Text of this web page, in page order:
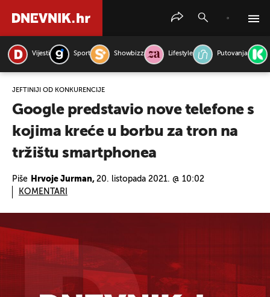
Vijesti Sport Showbizz Lifestyle Putovanja
JEFTINIJI OD KONKURENCIJE
Google predstavio nove telefone s
kojima kreće u borbu za tron na
tržištu smartphonea
Piše Hrvoje Jurman, 20. listopada 2021. @ 10:02
KOMENTARI
PRETRAŽITE VIJESTI